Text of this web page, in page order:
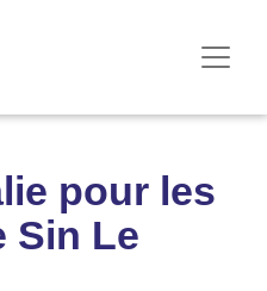
pour les
Sin Le